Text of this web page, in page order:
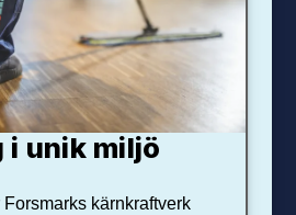
i unik miljö
kärnkraftverk